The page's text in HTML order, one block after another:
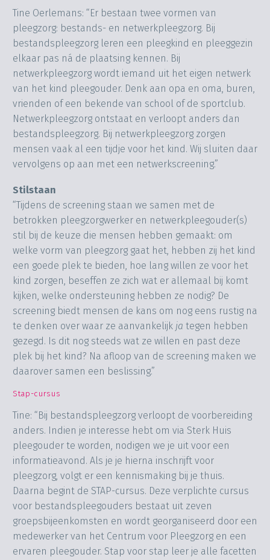
Tine Oerlemans: “Er bestaan twee vormen van
pleegzorg: bestands- en netwerkpleegzorg. Bij
bestandspleegzorg leren een pleegkind en pleeggezin
elkaar pas ná de plaatsing kennen. Bij
netwerkpleegzorg wordt iemand uit het eigen netwerk
van het kind pleegouder. Denk aan opa en oma, buren,
vrienden of een bekende van school of de sportclub.
Netwerkpleegzorg ontstaat en verloopt anders dan
bestandspleegzorg. Bij netwerkpleegzorg zorgen
mensen vaak al een tijdje voor het kind. Wij sluiten daar
vervolgens op aan met een netwerkscreening.”
Stilstaan
“Tijdens de screening staan we samen met de
betrokken pleegzorgwerker en netwerkpleegouder(s)
stil bij de keuze die mensen hebben gemaakt: om
welke vorm van pleegzorg gaat het, hebben zij het kind
een goede plek te bieden, hoe lang willen ze voor het
kind zorgen, beseffen ze zich wat er allemaal bij komt
kijken, welke ondersteuning hebben ze nodig? De
screening biedt mensen de kans om nog eens rustig na
te denken over waar ze aanvankelijk ja tegen hebben
gezegd. Is dit nog steeds wat ze willen en past deze
plek bij het kind? Na afloop van de screening maken we
daarover samen een beslissing.”
Stap-cursus
Tine: “Bij bestandspleegzorg verloopt de voorbereiding
anders. Indien je interesse hebt om via Sterk Huis
pleegouder te worden, nodigen we je uit voor een
informatieavond. Als je je hierna inschrijft voor
pleegzorg, volgt er een kennismaking bij je thuis.
Daarna begint de STAP-cursus. Deze verplichte cursus
voor bestandspleegouders bestaat uit zeven
groepsbijeenkomsten en wordt georganiseerd door een
medewerker van het Centrum voor Pleegzorg en een
ervaren pleegouder. Stap voor stap leer je alle facetten